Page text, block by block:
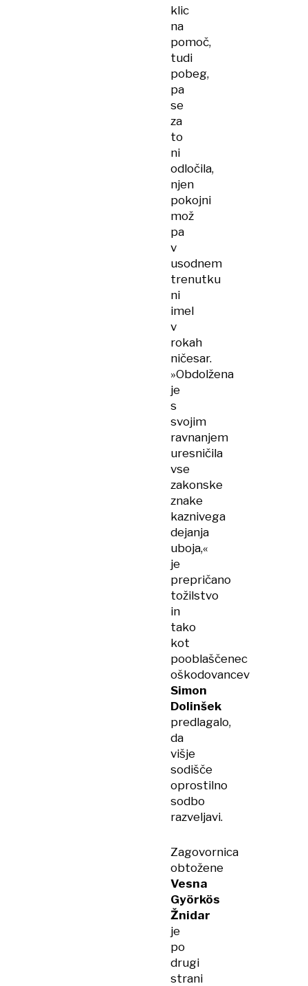
klic
na
pomoč,
tudi
pobeg,
pa
se
za
to
ni
odločila,
njen
pokojni
mož
pa
v
usodnem
trenutku
ni
imel
v
rokah
ničesar.
»Obdolžena
je
s
svojim
ravnanjem
uresničila
vse
zakonske
znake
kaznivega
dejanja
uboja,«
je
prepričano
tožilstvo
in
tako
kot
pooblaščenec
oškodovancev
Simon
Dolinšek
predlagalo,
da
višje
sodišče
oprostilno
sodbo
razveljavi.
Zagovornica
obtožene
Vesna
Györkös
Žnidar
je
po
drugi
strani